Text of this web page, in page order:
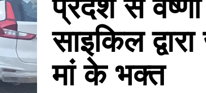
प्रदेश से
साइकिल
मां के भक्त